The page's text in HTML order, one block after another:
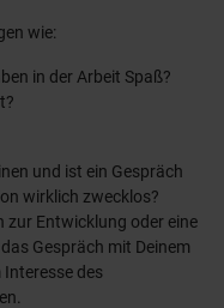
wie:
in der Arbeit Spaß?
und ist ein Gespräch
wirklich zwecklos?
zur Entwicklung oder eine
Gespräch mit Deinem
Interesse des